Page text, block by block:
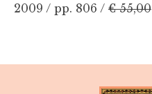
2009 / pp. 806 / € 55,00